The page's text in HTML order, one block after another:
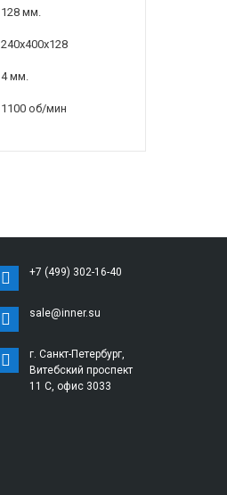
128 мм.
240x400x128
4 мм.
1100 об/мин
+7 (499) 302-16-40
sale@inner.su
г. Санкт-Петербург,
Витебский проспект
11 С, офис 3033